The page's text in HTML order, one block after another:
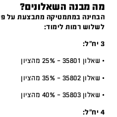
מה מבנה השאלונים?
הבחינה במתמטיקה מתבצעת על
לשלוש רמות לימוד:
3 יח”ל:
• שאלון 35801 – 25% מהציון
• שאלון 35802 – 35% מהציון
• שאלון 35803 – 40% מהציון
4 יח”ל: